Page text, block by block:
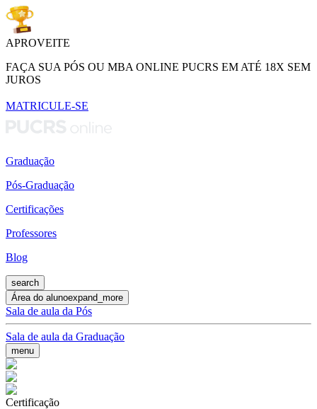
APROVEITE
FAÇA SUA PÓS OU MBA ONLINE PUCRS EM ATÉ 18X SEM
JUROS
MATRICULE-SE
Graduação
Pós-Graduação
Certificações
Professores
Blog
search
Área do alunoexpand_more
Sala de aula da Pós
Sala de aula da Graduação
menu
Certificação